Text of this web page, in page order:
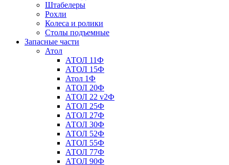
Штабелеры
Рохли
Колеса и ролики
Столы подъемные
Запасные части
Атол
АТОЛ 11Ф
АТОЛ 15Ф
Атол 1Ф
АТОЛ 20Ф
АТОЛ 22 v2Ф
АТОЛ 25Ф
АТОЛ 27Ф
АТОЛ 30Ф
АТОЛ 52Ф
АТОЛ 55Ф
АТОЛ 77Ф
АТОЛ 90Ф